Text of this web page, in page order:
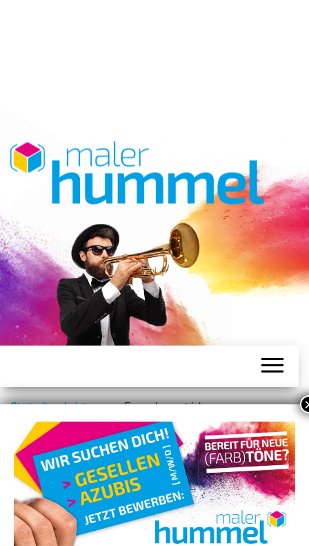
MALER
HUMMEL
Startseite»Leistungen»Fassadenanstriche
Fassadenanstriche
Funktional, dekorativ, werterhaltend: umfassender Schutz
von Holzwerk, Fassaden und Anbauten mit hochwertigen